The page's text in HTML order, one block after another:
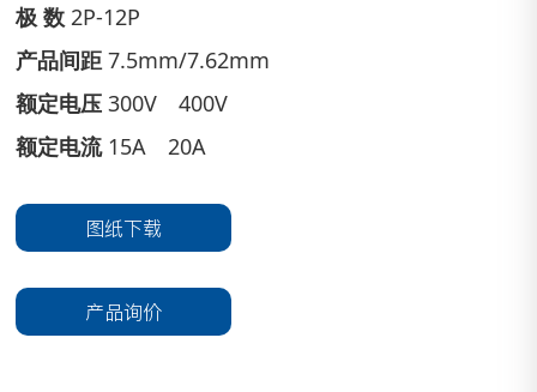
极 数 2P-12P
产品间距 7.5mm/7.62mm
额定电压 300V 400V
额定电流 15A 20A
图纸下载
产品询价